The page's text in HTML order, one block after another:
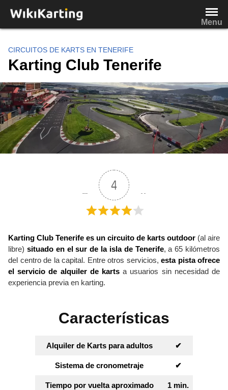
contenido
Menu
CIRCUITOS DE KARTS EN TENERIFE
Karting Club Tenerife
4
Karting Club Tenerife es un circuito de karts outdoor (al aire
libre) situado en el sur de la isla de Tenerife, a 65 kilómetros
del centro de la capital. Entre otros servicios, esta pista ofrece
el servicio de alquiler de karts a usuarios sin necesidad de
experiencia previa en karting.
Características
Alquiler de Karts para adultos ✔︎
Sistema de cronometraje ✔︎
Tiempo por vuelta aproximado 1 min.